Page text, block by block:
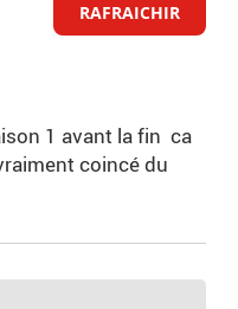
RAFRAICHIR
1 avant la fin ca
coincé du